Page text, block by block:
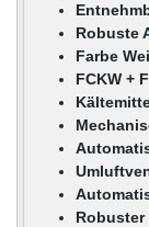
Robuste
Farbe
FCKW +
Robuster